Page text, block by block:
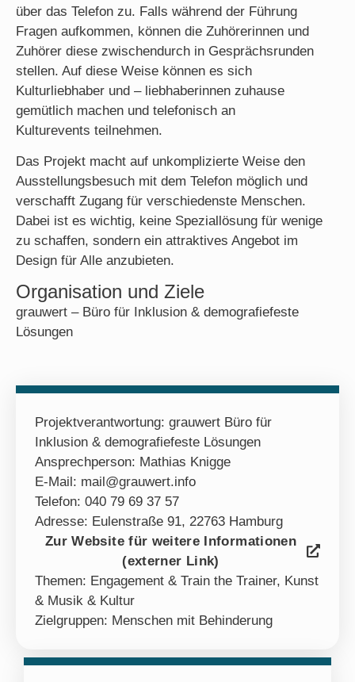
über das Telefon zu. Falls während der Führung
Fragen aufkommen, können die Zuhörerinnen und
Zuhörer diese zwischendurch in Gesprächsrunden
stellen. Auf diese Weise können es sich
Kulturliebhaber und – liebhaberinnen zuhause
gemütlich machen und telefonisch an
Kulturevents teilnehmen.
Das Projekt macht auf unkomplizierte Weise den
Ausstellungsbesuch mit dem Telefon möglich und
verschafft Zugang für verschiedenste Menschen.
Dabei ist es wichtig, keine Speziallösung für wenige
zu schaffen, sondern ein attraktives Angebot im
Design für Alle anzubieten.
Organisation und Ziele
grauwert – Büro für Inklusion & demografiefeste
Lösungen
Projektverantwortung: grauwert Büro für
Inklusion & demografiefeste Lösungen
Ansprechperson: Mathias Knigge
E-Mail: mail@grauwert.info
Telefon: 040 79 69 37 57
Adresse: Eulenstraße 91, 22763 Hamburg
Zur Website für weitere Informationen
(externer Link)
Themen: Engagement & Train the Trainer, Kunst
& Musik & Kultur
Zielgruppen: Menschen mit Behinderung